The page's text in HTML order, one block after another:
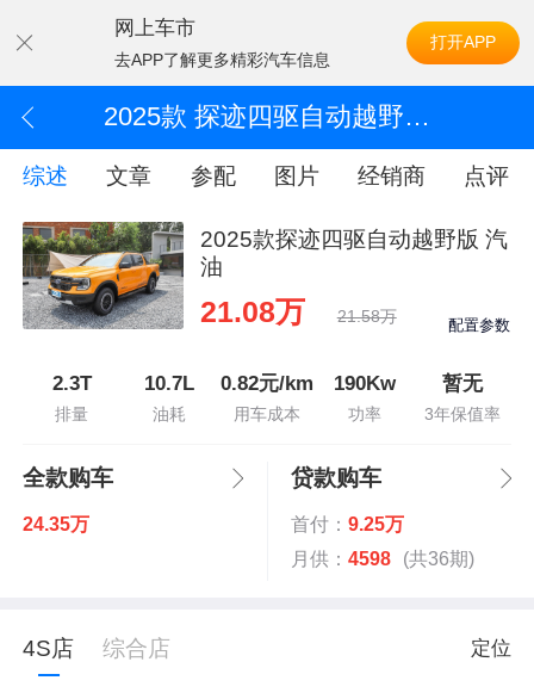
网上车市
去APP了解更多精彩汽车信息
打开APP
2025款 探迹四驱自动越野版 汽油
综述 文章 参配 图片 经销商 点评
2025款探迹四驱自动越野版 汽
油
21.08万 21.58万 配置参数
2.3T
排量
10.7L
油耗
0.82元/km
用车成本
190Kw
功率
暂无
3年保值率
全款购车
24.35万
贷款购车
首付： 9.25万
月供： 4598 (共36期)
4S店 综合店 定位